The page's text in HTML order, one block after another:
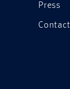
Press
Contact